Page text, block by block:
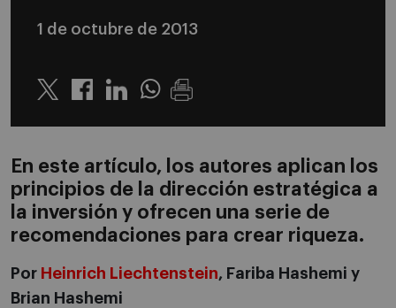
1 de octubre de 2013
Twitter LinkedinWhatsapp
En este artículo, los autores aplican los
principios de la dirección estratégica a
la inversión y ofrecen una serie de
recomendaciones para crear riqueza.
Por Heinrich Liechtenstein, Fariba Hashemi y
Brian Hashemi